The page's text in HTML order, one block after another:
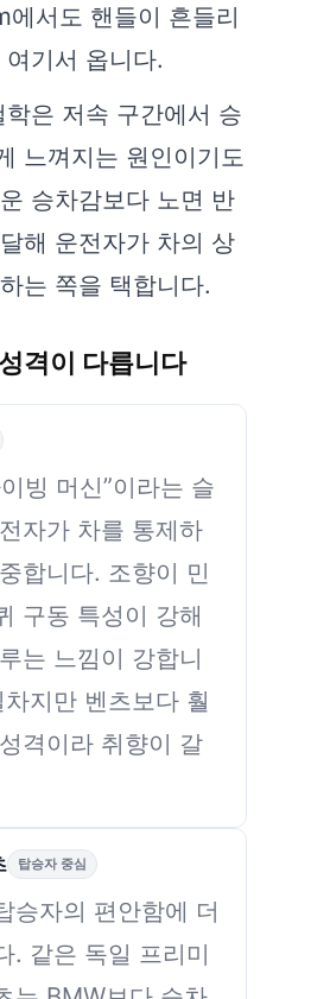
서도 핸들이 흔들리
기서 옵니다.
은 저속 구간에서 승
느껴지는 원인이기도
승차감보다 노면 반
해 운전자가 차의 상
는 쪽을 택합니다.
격이 다릅니다
빙 머신”이라는 슬
자가 차를 통제하
합니다. 조향이 민
구동 특성이 강해
는 느낌이 강합니
지만 벤츠보다 훨
격이라 취향이 갈
탑승자 중심
승자의 편안함에 더
. 같은 독일 프리미